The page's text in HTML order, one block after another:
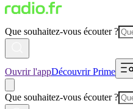
Que souhaitez-vous écouter ?
Ouvrir l'appDécouvrir Prime
Que souhaitez-vous écouter ?